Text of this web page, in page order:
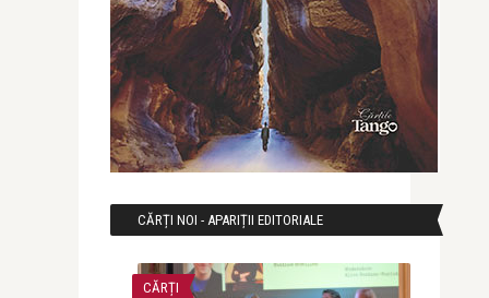
CĂRȚI NOI - APARIȚII EDITORIALE
CĂRȚI